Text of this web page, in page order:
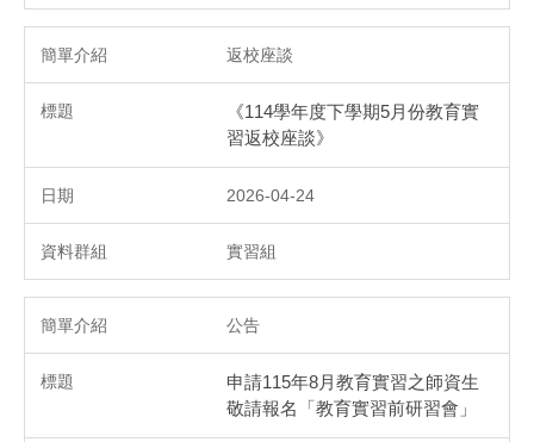
返校座談
《114學年度下學期5月份教育實
習返校座談》
2026-04-24
實習組
公告
申請115年8月教育實習之師資生
敬請報名「教育實習前研習會」